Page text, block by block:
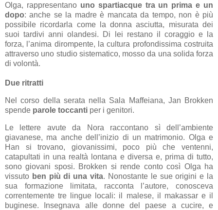
Olga, rappresentano uno spartiacque tra un prima e un
dopo: anche se la madre è mancata da tempo, non è più
possibile ricordarla come la donna asciutta, misurata dei
suoi tardivi anni olandesi. Di lei restano il coraggio e la
forza, l’anima dirompente, la cultura profondissima costruita
attraverso uno studio sistematico, mosso da una solida forza
di volontà.
Due ritratti
Nel corso della serata nella Sala Maffeiana, Jan Brokken
spende parole toccanti per i genitori.
Le lettere avute da Nora raccontano sì dell’ambiente
giavanese, ma anche dell’inizio di un matrimonio. Olga e
Han si trovano, giovanissimi, poco più che ventenni,
catapultati in una realtà lontana e diversa e, prima di tutto,
sono giovani sposi. Brokken si rende conto così Olga ha
vissuto ben più di una vita. Nonostante le sue origini e la
sua formazione limitata, racconta l’autore, conosceva
correntemente tre lingue locali: il malese, il makassar e il
buginese. Insegnava alle donne del paese a cucire, e